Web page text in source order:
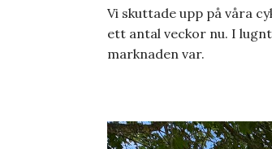
Vi skuttade upp på våra
ett antal veckor nu. I
marknaden var.